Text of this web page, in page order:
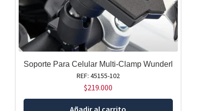
Soporte Para Celular Multi-Clamp Wunderl
REF: 45155-102
$219.000